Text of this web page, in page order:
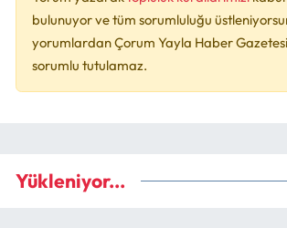
bulunuyor ve tüm sorumluluğu
yorumlardan Çorum Yayla Haber
sorumlu tutulamaz.
Yükleniyor...